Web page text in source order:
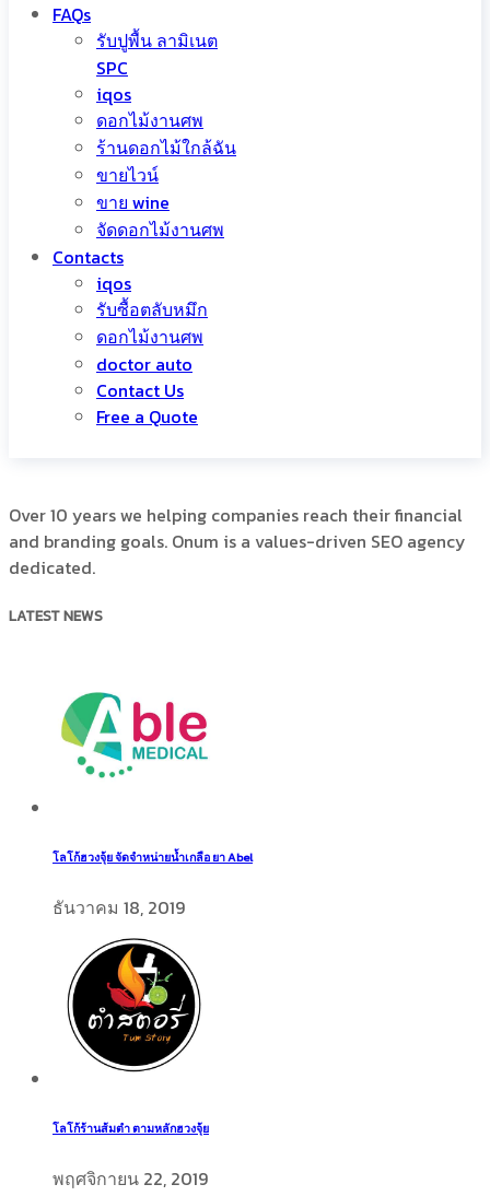
FAQs
รับปูพื้น ลามิเนต
SPC
iqos
ดอกไม้งานศพ
ร้านดอกไม้ใกล้ฉัน
ขายไวน์
ขาย wine
จัดดอกไม้งานศพ
Contacts
iqos
รับซื้อตลับหมึก
ดอกไม้งานศพ
doctor auto
Contact Us
Free a Quote
Over 10 years we helping companies reach their financial
and branding goals. Onum is a values-driven SEO agency
dedicated.
LATEST NEWS
โลโก้ฮวงจุ้ย จัดจำหน่ายน้ำเกลือ ยา Abel
ธันวาคม 18, 2019
โลโก้ร้านส้มตำ ตามหลักฮวงจุ้ย
พฤศจิกายน 22, 2019